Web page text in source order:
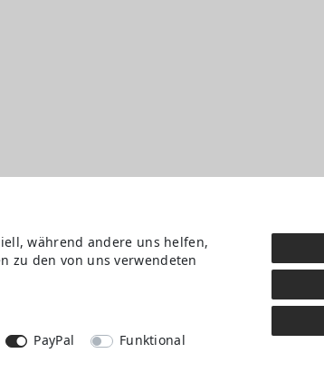
Daten­schutz­erklärung
Vertrag widerrufen
Mein Konto (anmelden)
während andere uns helfen,
zu den von uns verwendeten
PayPal
Funktional